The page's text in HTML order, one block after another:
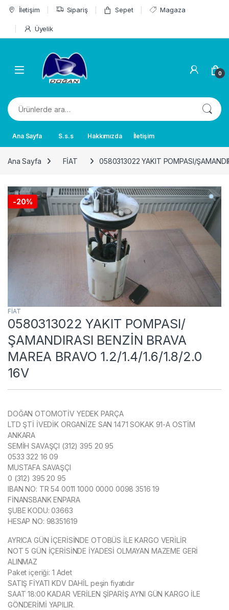
Skip to navigation
Skip to content
İletişim Sipariş Sepet Magaza
Üyelik
0
Ara:
Ana Sayfa S.s.s Hakkımızda İletişim
Ana Sayfa FİAT 0580313022 YAKIT POMPASI/
-20%
FİAT
0580313022 YAKIT POMPASI/
ŞAMANDIRASI BENZİN BRAVA
MAREA BRAVO 1.2/1.4/1.6/1.8/2.0
16V
DOĞAN OTOMOTİV YEDEK PARÇA
LTD ŞTİ İVEDİK ORGANİZE SAN 1471 SOKAK 91-A OSTİM
ANKARA
SEMİH SAVAŞÇI (312) 395 20 95
0533 322 16 09
MUSTAFA SAVAŞÇI
0 (312) 395 20 95
IBAN NO: TR 54 0011 1000 0000 0098 3516 19
FİNANSBANK ENPARA
ŞUBE KODU: 03663
HESAP NO: 98351619
AYRICA GÜN İÇERİSİNDE OTOBÜS İLE KARGO VERİLİR
NOT 5 GÜN İÇERİSİNDE İYADESİ OLMAYAN MAZEME GERİ
ALINMAZ
Paket içeriği: 1 Adet
SATIŞ FİYATI KDV DAHİL peşin fiyatıdır
SAAT 18:00 KADAR VERİLEN ŞİPARİŞ AYNI GÜN KARGO İLE
GÖNDERİMİ YAPILIR.